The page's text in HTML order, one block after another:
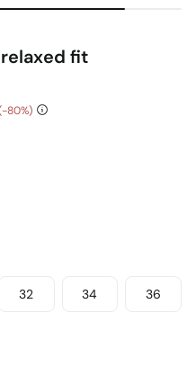
fit
80
32 34 36